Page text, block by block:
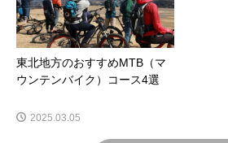
東北地方のおすすめMTB（マ
ウンテンバイク）コース4選
2025.03.05